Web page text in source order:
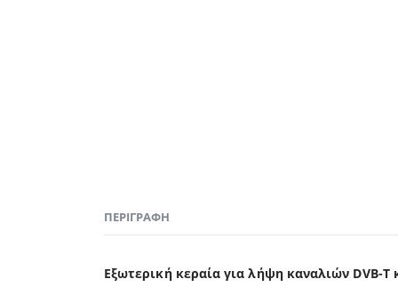
ΠΕΡΙΓΡΑΦΉ
Εξωτερική κεραία για λήψη καναλιών DVB-T